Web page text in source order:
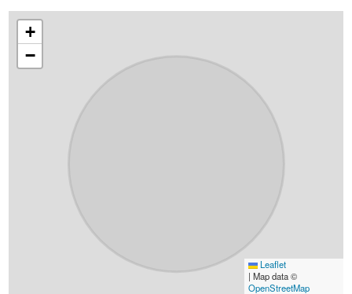
+
−
Leaflet
| Map data ©
OpenStreetMap